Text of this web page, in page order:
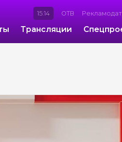
15:14 ОТВ
Трансляции